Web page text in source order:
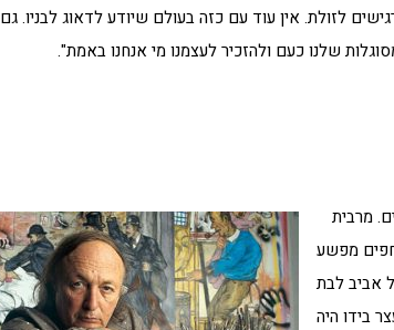
לזולת. אין עוד עם כזה בעולם שיודע לדאוג לבניו. גם
שלנו כעם ולהזכיר לעצמנו מי אנחנו באמת".
מרבית
חפים מפשע
מטול כרם שעלה בחורף על קו 40 מתל אביב לבת
בידו היה